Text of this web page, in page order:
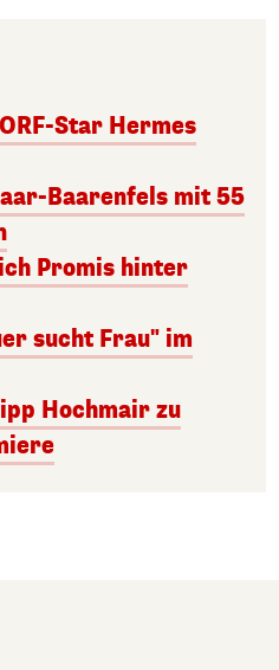
Star Hermes
Baarenfels mit 55
Promis hinter
sucht Frau" im
Hochmair zu